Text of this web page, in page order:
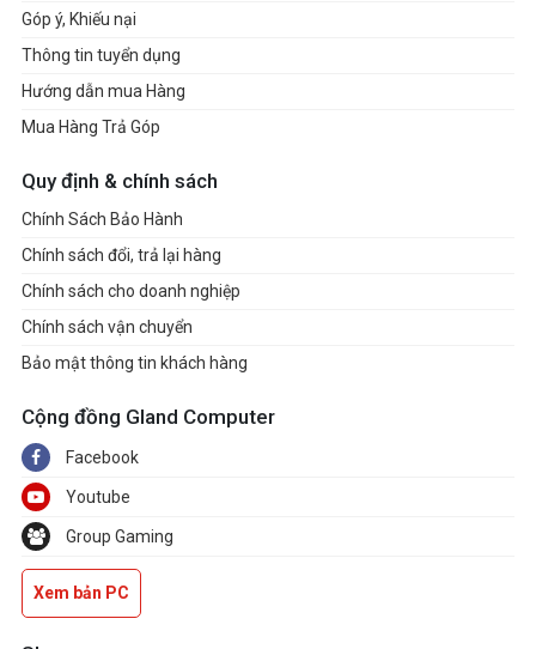
Góp ý, Khiếu nại
Thông tin tuyển dụng
Hướng dẫn mua Hàng
Mua Hàng Trả Góp
Quy định & chính sách
Chính Sách Bảo Hành
Chính sách đổi, trả lại hàng
Chính sách cho doanh nghiệp
Chính sách vận chuyển
Bảo mật thông tin khách hàng
Cộng đồng Gland Computer
Facebook
Youtube
Group Gaming
Xem bản PC